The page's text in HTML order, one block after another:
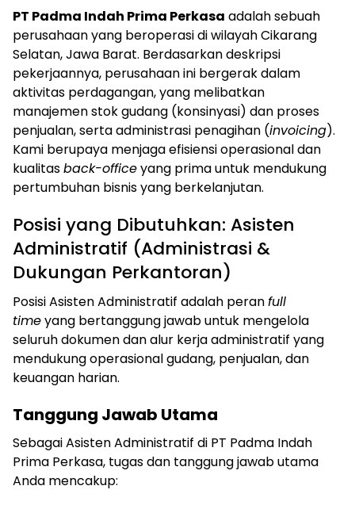
PT Padma Indah Prima Perkasa adalah sebuah
perusahaan yang beroperasi di wilayah Cikarang
Selatan, Jawa Barat. Berdasarkan deskripsi
pekerjaannya, perusahaan ini bergerak dalam
aktivitas perdagangan, yang melibatkan
manajemen stok gudang (konsinyasi) dan proses
penjualan, serta administrasi penagihan (invoicing).
Kami berupaya menjaga efisiensi operasional dan
kualitasback-officeyang prima untuk mendukung
pertumbuhan bisnis yang berkelanjutan.
Posisi yang Dibutuhkan: Asisten
Administratif (Administrasi &
Dukungan Perkantoran)
Posisi Asisten Administratif adalah peranfull
timeyang bertanggung jawab untuk mengelola
seluruh dokumen dan alur kerja administratif yang
mendukung operasional gudang, penjualan, dan
keuangan harian.
Tanggung Jawab Utama
Sebagai Asisten Administratif di PT Padma Indah
Prima Perkasa, tugas dan tanggung jawab utama
Anda mencakup: